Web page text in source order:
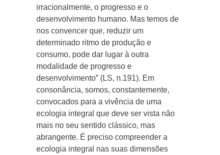
irracionalmente, o progresso e o
desenvolvimento humano. Mas temos de
nos convencer que, reduzir um
determinado ritmo de produção e
consumo, pode dar lugar à outra
modalidade de progresso e
desenvolvimento” (LS, n.191). Em
consonância, somos, constantemente,
convocados para a vivência de uma
ecologia integral que deve ser vista não
mais no seu sentido clássico, mas
abrangente. É preciso compreender a
ecologia integral nas suas dimensões